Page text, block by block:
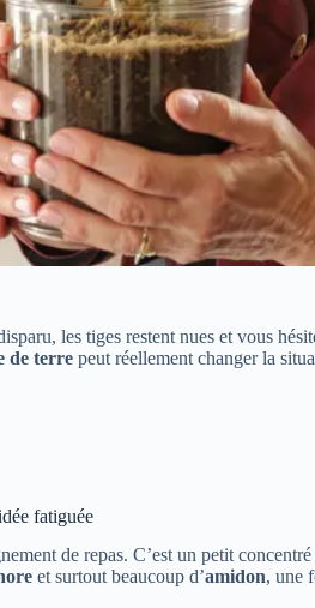
les tiges restent nues et vous
de terre peut réellement changer la
fatiguée
de repas. C’est un petit
et surtout beaucoup d’amidon, une